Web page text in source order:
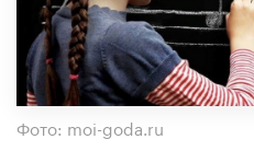
Фото: moi-goda.ru